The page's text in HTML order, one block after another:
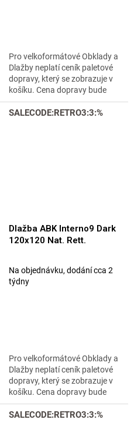
Pro velkoformátové Obklady a
Dlažby neplatí ceník paletové
dopravy, který se zobrazuje v
košíku. Cena dopravy bude
upřesněna emailem. Nelze
vyzvednout u nás osobně v
SALECODE:RETRO3:3:%
Dlažba ABK Interno9 Dark
120x120 Nat. Rett.
Na objednávku, dodání cca 2
týdny
Pro velkoformátové Obklady a
Dlažby neplatí ceník paletové
dopravy, který se zobrazuje v
košíku. Cena dopravy bude
upřesněna emailem. Nelze
vyzvednout u nás osobně v
SALECODE:RETRO3:3:%